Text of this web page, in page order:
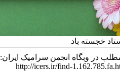
ایران:
http://